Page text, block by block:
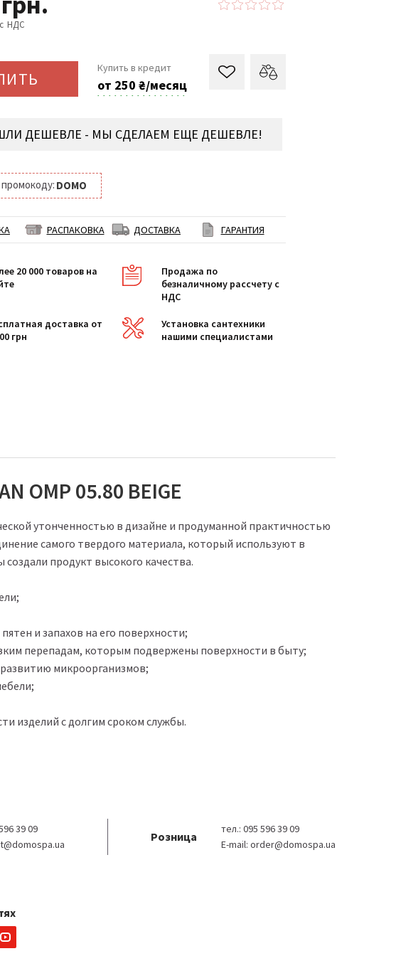
НДС
Купить в кредит
от 250 ₴/месяц
ДЕШЕВЛЕ - МЫ СДЕЛАЕМ ЕЩЕ ДЕШЕВЛЕ!
DOMO
РАСПАКОВКА ДОСТАВКА ГАРАНТИЯ
20 000 товаров на
Продажа по
безналичному рассчету с
НДС
доставка от
грн
Установка сантехники
нашими специалистами
OMP 05.80 BEIGE
утонченностью в дизайне и продуманной практичностью
самого твердого материала, который используют в
продукт высокого качества.
и запахов на его поверхности;
перепадам, которым подвержены поверхности в быту;
микроорганизмов;
изделий с долгим сроком службы.
39 09
Розница
тел.: 095 596 39 09
E-mail: order@domospa.ua